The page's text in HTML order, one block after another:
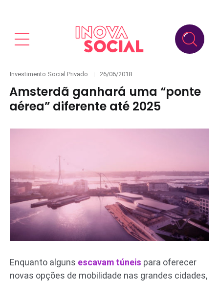
Categories
Investimento Social Privado
Posted
26/06/2018
Amsterdã ganhará uma “ponte
aérea” diferente até 2025
Enquanto alguns escavam túneis para oferecer
novas opções de mobilidade nas grandes cidades,